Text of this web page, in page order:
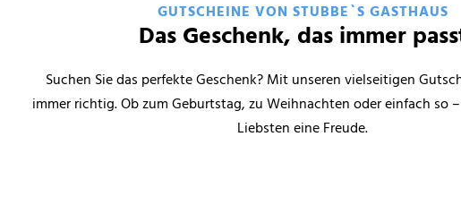
GUTSCHEINE VON STUBBE`S GASTHAUS
Das Geschenk, das immer
Suchen Sie das perfekte Geschenk? Mit unseren vielseitigen
immer richtig. Ob zum Geburtstag, zu Weihnachten oder einfach so
Liebsten eine Freude.